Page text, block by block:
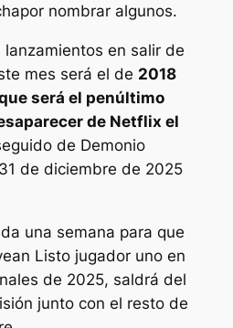
por nombrar algunos.
en salir de
mes será el de 2018
será el penúltimo
de Netflix el
de Demonio
de diciembre de 2025
una semana para que
Listo jugador unoen
de 2025, saldrá del
junto con el resto de